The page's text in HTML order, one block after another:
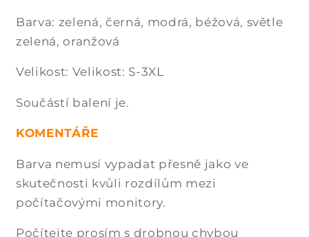
Barva: zelená, černá, modrá, béžová, světle
zelená, oranžová
Velikost: Velikost: S-3XL
Součástí balení je.
KOMENTÁŘE
Barva nemusí vypadat přesně jako ve
skutečnosti kvůli rozdílům mezi
počítačovými monitory.
Počítejte prosím s drobnou chybou